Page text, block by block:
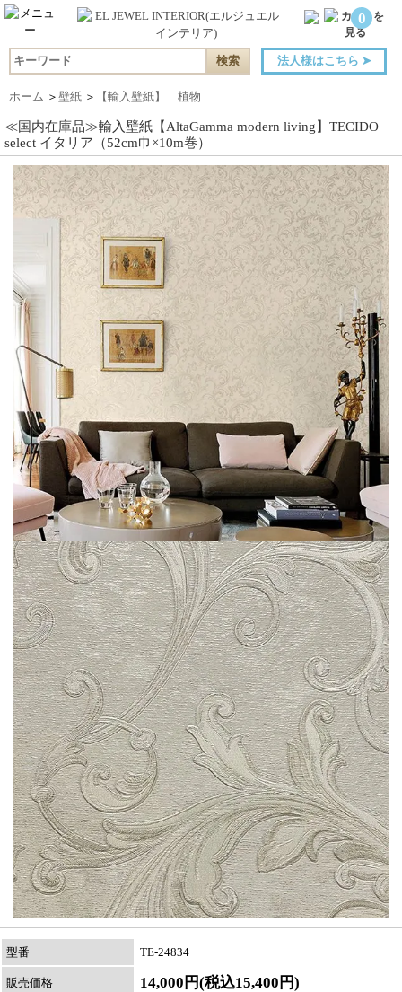
0
法人様はこちら ➤
ホーム ＞ 壁紙 ＞ 【輸入壁紙】 植物
≪国内在庫品≫輸入壁紙【AltaGamma modern living】TECIDO
select イタリア（52cm巾×10m巻）
型番 TE-24834
販売価格 14,000円(税込15,400円)